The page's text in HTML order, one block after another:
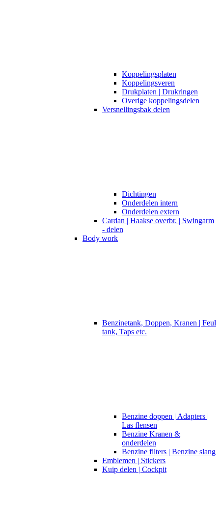
Koppelingsplaten
Koppelingsveren
Drukplaten | Drukringen
Overige koppelingsdelen
Versnellingsbak delen
Dichtingen
Onderdelen intern
Onderdelen extern
Cardan | Haakse overbr. | Swingarm
- delen
Body work
Benzinetank, Doppen, Kranen | Feul
tank, Taps etc.
Benzine doppen | Adapters |
Las flensen
Benzine Kranen &
onderdelen
Benzine filters | Benzine slang
Emblemen | Stickers
Kuip delen | Cockpit